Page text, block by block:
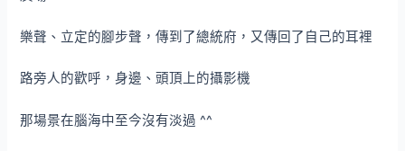
樂聲、立定的腳步聲，傳到了總統府，又傳回了自己的耳裡
路旁人的歡呼，身邊、頭頂上的攝影機
那場景在腦海中至今沒有淡過 ^^